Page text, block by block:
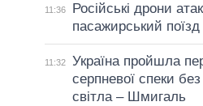
11:36
Російські дрони
пасажирський
11:32
Україна пройшла
серпневої спеки
світла – Шмигаль